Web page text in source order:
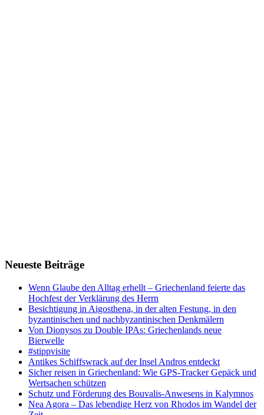
Neueste Beiträge
Wenn Glaube den Alltag erhellt – Griechenland feierte das
Hochfest der Verklärung des Herrn
Besichtigung in Aigosthena, in der alten Festung, in den
byzantinischen und nachbyzantinischen Denkmälern
Von Dionysos zu Double IPAs: Griechenlands neue
Bierwelle
#stippvisite
Antikes Schiffswrack auf der Insel Andros entdeckt
Sicher reisen in Griechenland: Wie GPS-Tracker Gepäck und
Wertsachen schützen
Schutz und Förderung des Bouvalis-Anwesens in Kalymnos
Nea Agora – Das lebendige Herz von Rhodos im Wandel der